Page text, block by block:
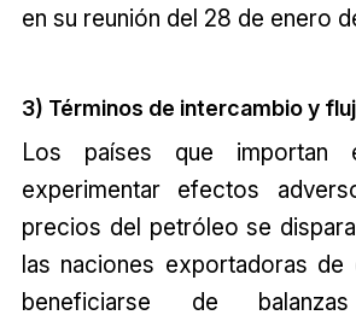
en su reunión del 28 de enero
3) Términos de intercambio y
Los países que importan
experimentar efectos
precios del petróleo se
las naciones exportadoras de
beneficiarse de